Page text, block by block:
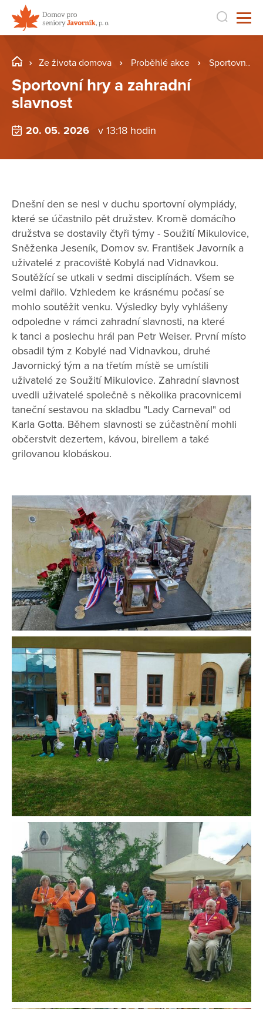
Ze života domova Proběhlé akce Sportovní hry a zahradní slavnost
Sportovní hry a zahradní
slavnost
20. 05. 2026 v 13:18 hodin
Dnešní den se nesl v duchu sportovní olympiády,
které se účastnilo pět družstev. Kromě domácího
družstva se dostavily čtyři týmy - Soužití Mikulovice,
Sněženka Jeseník, Domov sv. František Javorník a
uživatelé z pracoviště Kobylá nad Vidnavkou.
Soutěžící se utkali v sedmi disciplínách. Všem se
velmi dařilo. Vzhledem ke krásnému počasí se
mohlo soutěžit venku. Výsledky byly vyhlášeny
odpoledne v rámci zahradní slavnosti, na které
k tanci a poslechu hrál pan Petr Weiser. První místo
obsadil tým z Kobylé nad Vidnavkou, druhé
Javornický tým a na třetím místě se umístili
uživatelé ze Soužití Mikulovice. Zahradní slavnost
uvedli uživatelé společně s několika pracovnicemi
taneční sestavou na skladbu "Lady Carneval" od
Karla Gotta. Během slavnosti se zúčastnění mohli
občerstvit dezertem, kávou, birellem a také
grilovanou klobáskou.